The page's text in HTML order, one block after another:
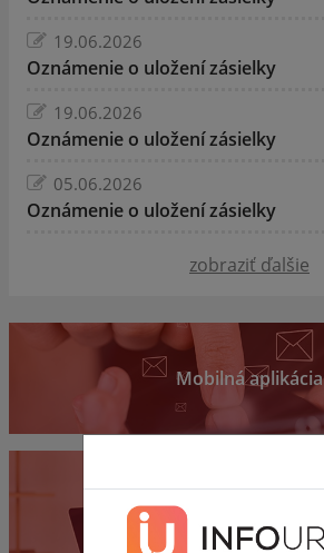
19.06.2026
Oznámenie o uložení zásielky
19.06.2026
Oznámenie o uložení zásielky
05.06.2026
Oznámenie o uložení zásielky
zobraziť ďalšie
Mobilná aplikácia